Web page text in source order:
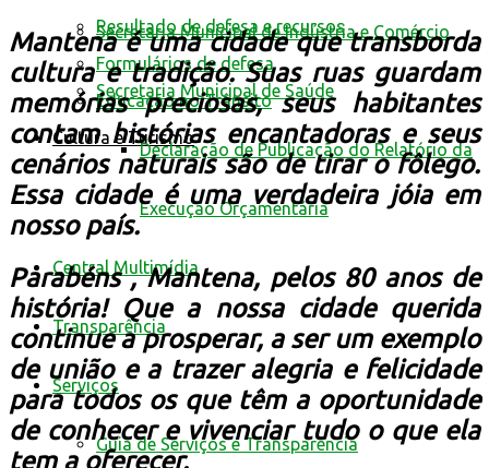
Resultado de defesa e recursos
Formulários de defesa
Educação no Trânsito
Cultura e Turismo
Secretaria Municipal de Indústria e Comércio
Secretaria Municipal de Saúde
Declaração de Publicação do Relatório da
Execução Orçamentária
Central Multimídia
Transparência
Serviços
Guia de Serviços e Transparência
Mantena é uma cidade que transborda
cultura e tradição. Suas ruas guardam
memórias preciosas, seus habitantes
contam histórias encantadoras e seus
cenários naturais são de tirar o fôlego.
Essa cidade é uma verdadeira jóia em
nosso país.
Parabéns , Mantena, pelos 80 anos de
história! Que a nossa cidade querida
continue a prosperar, a ser um exemplo
de união e a trazer alegria e felicidade
para todos os que têm a oportunidade
de conhecer e vivenciar tudo o que ela
tem a oferecer.